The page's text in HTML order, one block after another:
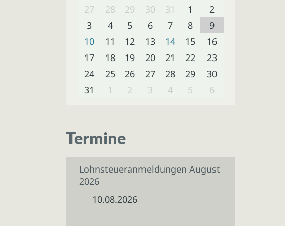
27
28 29 30 31 1
2
3
4 5 6 7 8
9
10
11 12 13 14 15
16
17
18 19 20 21 22
23
24
25 26 27 28 29
30
31
1 2 3 4 5 6
Termine
Lohnsteueranmeldungen August
2026
10.08.2026